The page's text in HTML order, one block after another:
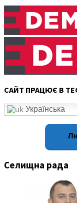
САЙТ ПРАЦЮЄ В
Українська
Селищна рада